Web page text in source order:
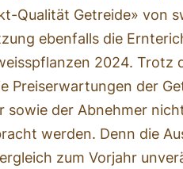
Qualität Getreide» von
ebenfalls die
2024. Trotz
Preiserwartungen der
sowie der Abnehmer
werden. Denn die
zum Vorjahr